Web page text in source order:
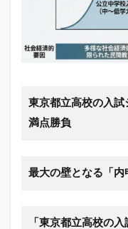
東京都立高校の入
満点勝負
最大の壁となる「内
「東京都立高校の